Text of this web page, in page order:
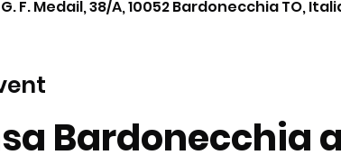
F. Medail, 38/A, 10052 Bardonecchia TO,
Bardonecchia